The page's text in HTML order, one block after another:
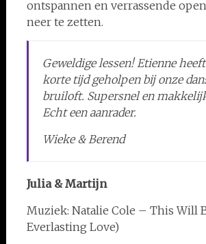
ontspannen en verrassende
neer te zetten.
Geweldige lessen! Etienne
korte tijd geholpen bij onze
bruiloft. Supersnel en
Echt een aanrader.
Wieke & Berend
Julia & Martijn
Muziek: Natalie Cole – This Will
Everlasting Love)